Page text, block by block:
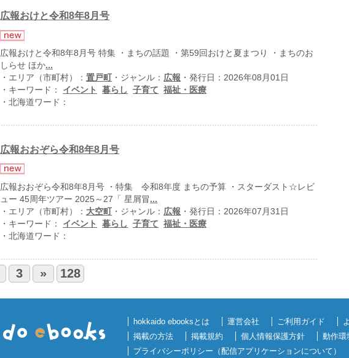
広報おけと令和8年8月号
広報おけと令和8年8月号 特集 ・まちの話題 ・第59回おけと夏まつり ・まちのお
しらせ ほか...
・エリア（市町村）：置戸町 ・ジャンル： 広報 ・発行日：2026年08月01日
・キーワード： イベント 暮らし 子育て
福祉・医療
・北海道ワード：
広報おおぞら令和8年8月号
広報おおぞら令和8年8月号 ・特集 令和8年度 まちの予算 ・スターダスト☆レビ
ュー 45周年ツアー 2025～27「 星屑冒 ...
・エリア（市町村）： 大空町・ジャンル： 広報 ・発行日：2026年07月31日
・キーワード： イベント 暮らし 子育て
福祉・医療
・北海道ワード：
3 » 128
hokkaido ebooksとは 運営会社 ご利用ガイド
掲載の方法
掲載規約 個人情報保護方針
動作環
プライバシーポリシー（配信アプリケーションについて）